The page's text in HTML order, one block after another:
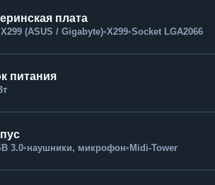
плата
X299 (ASUS / Gigabyte)•X299•Socket LGA2066
питания
3.0•наушники, микрофон• Midi-Tower